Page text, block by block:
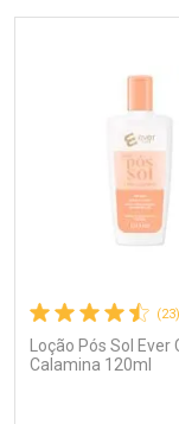
(23)
Loção Pós Sol Ever
Calamina 120ml